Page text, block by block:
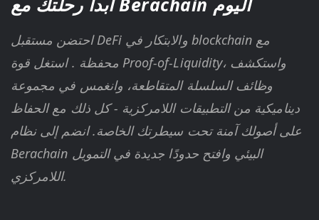
احتضن مستقبل DeFi والابتكار في blockchain مع
محفظة . استغل قوة Proof-of-Liquidity، واستكشف
وظائف السلسلة المتقاطعة، وانغمس في مجموعة
ديناميكية من التطبيقات اللامركزية - كل ذلك مع الحفاظ
على أصولك آمنة تحت سيطرتك الخاصة. انضم إلى نظام
Berachain البيئي وافتح حدودًا جديدة في التمويل
اللامركزي.